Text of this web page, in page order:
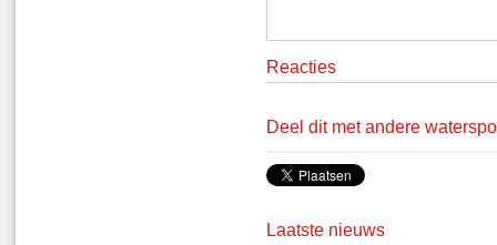
Reacties
Deel dit met andere
Laatste nieuws